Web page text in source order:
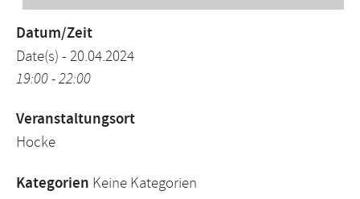
Datum/Zeit
Date(s) - 20.04.2024
19:00 - 22:00
Veranstaltungsort
Hocke
Kategorien Keine Kategorien